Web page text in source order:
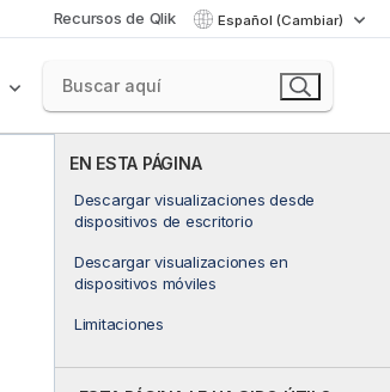
Recursos de Qlik Español (Cambiar)
EN ESTA PÁGINA
Descargar visualizaciones desde
dispositivos de escritorio
Descargar visualizaciones en
dispositivos móviles
Limitaciones